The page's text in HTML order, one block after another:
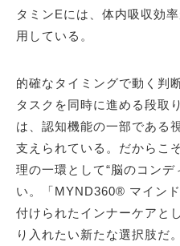
タミンEには、体内吸収効
用している。
的確なタイミングで動く判
タスクを同時に進める段取
は、認知機能の一部である
支えられている。だからこ
理の一環として“脳のコンデ
い。「MYND360® マイン
付けられたインナーケアと
り入れたい新たな選択肢だ。